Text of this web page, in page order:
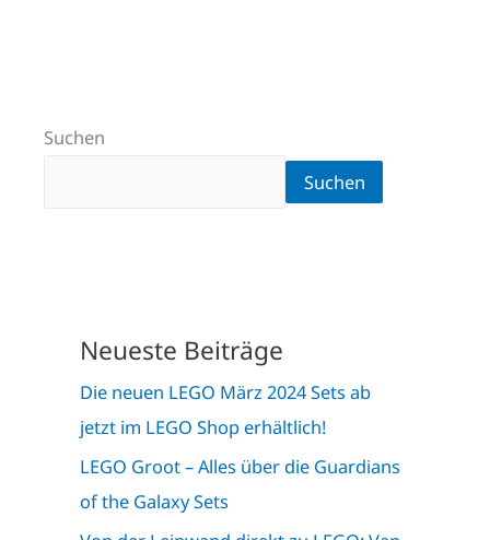
Suchen
Suchen
Neueste Beiträge
Die neuen LEGO März 2024 Sets ab
jetzt im LEGO Shop erhältlich!
LEGO Groot – Alles über die Guardians
of the Galaxy Sets